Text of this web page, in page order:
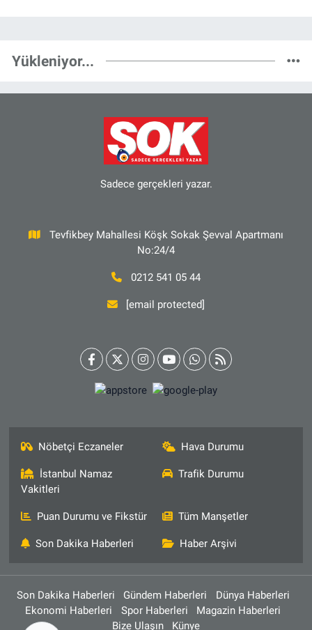
Yükleniyor...
Sadece gerçekleri yazar.
Tevfikbey Mahallesi Köşk Sokak Şevval Apartmanı
No:24/4
0212 541 05 44
[email protected]
Nöbetçi Eczaneler Hava Durumu
İstanbul Namaz
Vakitleri
Trafik Durumu
Puan Durumu ve Fikstür Tüm Manşetler
Son Dakika Haberleri Haber Arşivi
Son Dakika Haberleri Gündem Haberleri
Dünya Haberleri
Ekonomi Haberleri
Spor Haberleri
Magazin Haberleri
Bize Ulaşın
Künye